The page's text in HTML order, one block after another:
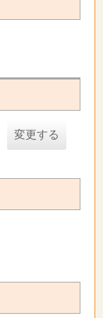
変更する